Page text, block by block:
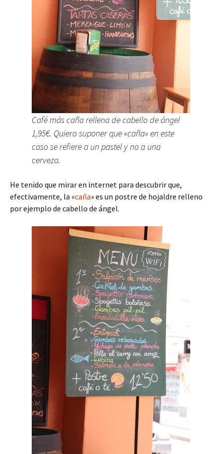
Café más caña rellena de cabello de ángel
1,95€. Quiero suponer que «caña» en este
caso se refiere a un pastel y no a una
cerveza.
He tenido que mirar en internet para descubrir que,
efectivamente, la «caña» es un postre de hojaldre relleno
por ejemplo de cabello de ángel.